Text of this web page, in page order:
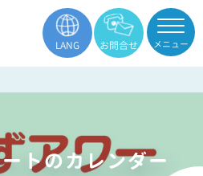
LANG お問合せ メニュー
トのカレンダー